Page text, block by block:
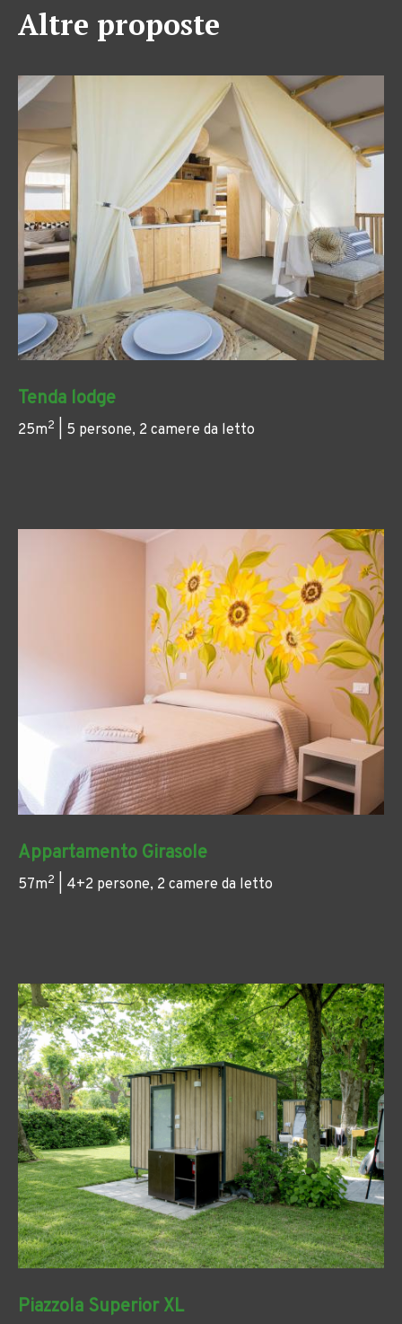
Altre proposte
Tenda lodge
25m2 | 5 persone, 2 camere da letto
Appartamento Girasole
57m2 | 4+2 persone, 2 camere da letto
Piazzola Superior XL